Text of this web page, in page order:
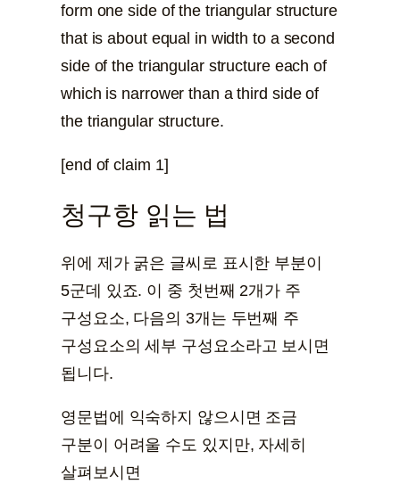
form one side of the triangular structure
that is about equal in width to a second
side of the triangular structure each of
which is narrower than a third side of
the triangular structure.
[end of claim 1]
청구항 읽는 법
위에 제가 굵은 글씨로 표시한 부분이
5군데 있죠. 이 중 첫번째 2개가 주
구성요소, 다음의 3개는 두번째 주
구성요소의 세부 구성요소라고 보시면
됩니다.
영문법에 익숙하지 않으시면 조금
구분이 어려울 수도 있지만, 자세히
살펴보시면